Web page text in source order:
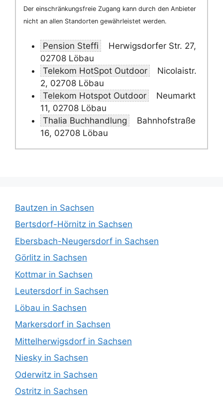
Der einschränkungsfreie Zugang kann durch den Anbieter
nicht an allen Standorten gewährleistet werden.
Pension Steffi
Herwigsdorfer Str. 27,
02708 Löbau
Telekom HotSpot Outdoor
Nicolaistr.
2, 02708 Löbau
Telekom Hotspot Outdoor
Neumarkt
11, 02708 Löbau
Thalia Buchhandlung
Bahnhofstraße
16, 02708 Löbau
Bautzen in Sachsen
Bertsdorf-Hörnitz in Sachsen
Ebersbach-Neugersdorf in Sachsen
Görlitz in Sachsen
Kottmar in Sachsen
Leutersdorf in Sachsen
Löbau in Sachsen
Markersdorf in Sachsen
Mittelherwigsdorf in Sachsen
Niesky in Sachsen
Oderwitz in Sachsen
Ostritz in Sachsen